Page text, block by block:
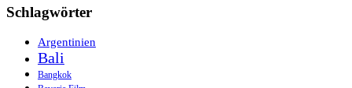
Schlagwörter
Argentinien
Bali
Bangkok